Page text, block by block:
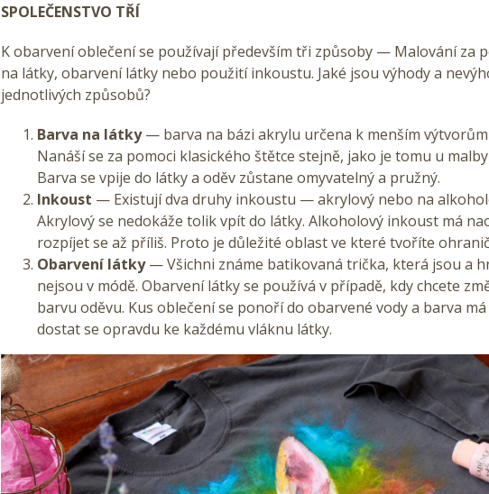
SPOLEČENSTVO TŘÍ
K obarvení oblečení se používají především tři způsoby — Malování za
na látky, obarvení látky nebo použití inkoustu. Jaké jsou výhody a
jednotlivých způsobů?
Barva na látky— barva na bázi akrylu určena k menším výtvorům
Nanáší se za pomoci klasického štětce stejně, jako je tomu u
Barva se vpije do látky a oděv zůstane omyvatelný a pružný.
Inkoust — Existují dva druhy inkoustu — akrylový nebo na
Akrylový se nedokáže tolik vpít do látky. Alkoholový inkoust má
rozpíjet se až příliš. Proto je důležité oblast ve které tvoříte
Obarvení látky— Všichni známe batikovaná trička, která jsou a
nejsou v módě. Obarvení látky se používá v případě, kdy chcete
barvu oděvu. Kus oblečení se ponoří do obarvené vody a barva
dostat se opravdu ke každému vláknu látky.